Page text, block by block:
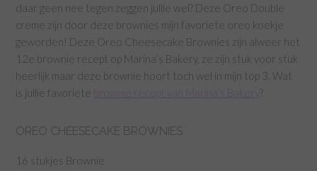
daar geen nee tegen zeggen jullie wel? Deze Oreo Double
creme zijn door deze brownies mijn favoriete oreo koekje
geworden! Deze Oreo Cheesecake Brownies zijn alweer het
12e brownie recept op Marina’s Bakery, ze zijn stuk voor stuk
heerlijk maar deze brownie hoort toch wel in mijn top 3. Wat
is jullie favoriete
?
OREO CHEESECAKE BROWNIES
16 stukjes Brownie